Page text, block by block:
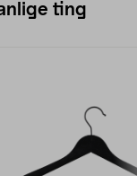
ting